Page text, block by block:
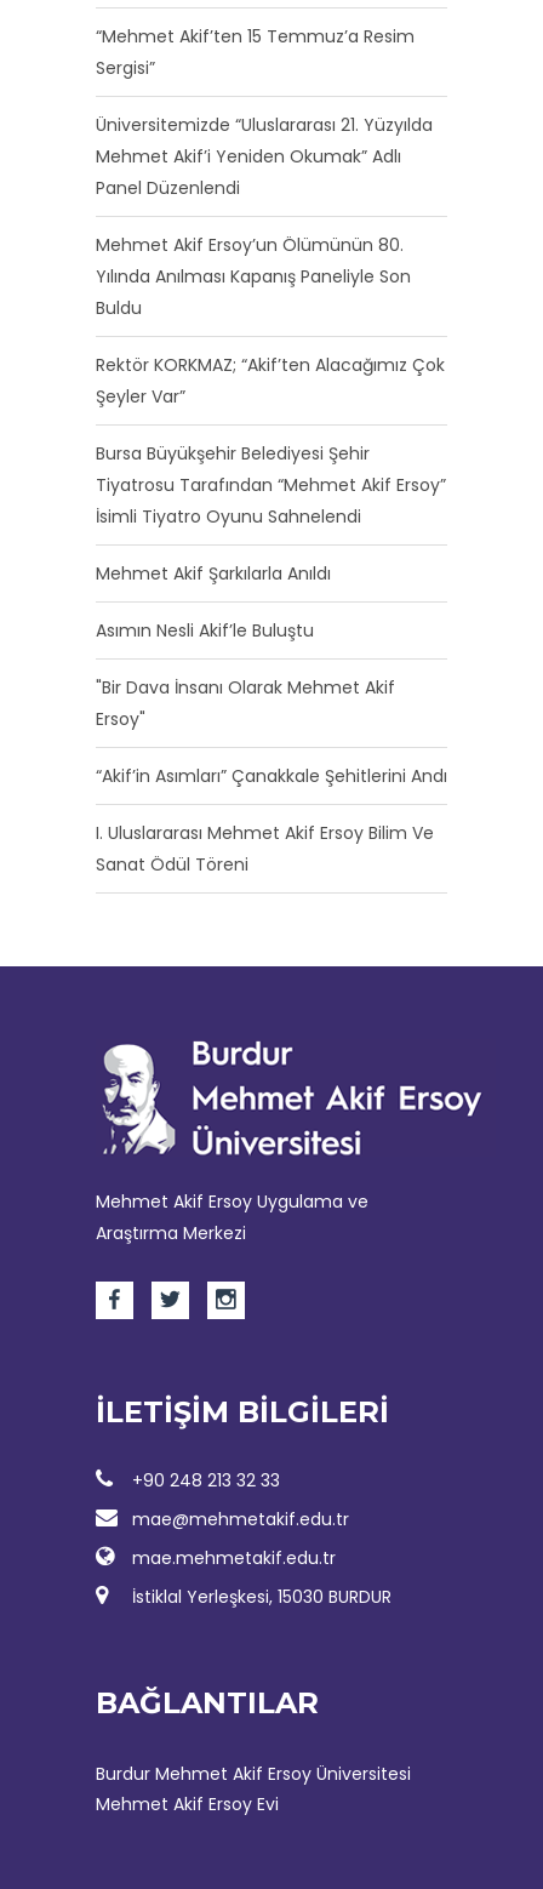
“Mehmet Akif’ten 15 Temmuz’a Resim
Sergisi”
Üniversitemizde “Uluslararası 21. Yüzyılda
Mehmet Akif’i Yeniden Okumak” Adlı
Panel Düzenlendi
Mehmet Akif Ersoy’un Ölümünün 80.
Yılında Anılması Kapanış Paneliyle Son
Buldu
Rektör KORKMAZ; “Akif’ten Alacağımız Çok
Şeyler Var”
Bursa Büyükşehir Belediyesi Şehir
Tiyatrosu Tarafından “Mehmet Akif Ersoy”
İsimli Tiyatro Oyunu Sahnelendi
Mehmet Akif Şarkılarla Anıldı
Asımın Nesli Akif’le Buluştu
"Bir Dava İnsanı Olarak Mehmet Akif
Ersoy"
“Akif’in Asımları” Çanakkale Şehitlerini Andı
I. Uluslararası Mehmet Akif Ersoy Bilim Ve
Sanat Ödül Töreni
Mehmet Akif Ersoy Uygulama ve
Araştırma Merkezi
İLETİŞİM BİLGİLERİ
+90 248 213 32 33
mae@mehmetakif.edu.tr
mae.mehmetakif.edu.tr
İstiklal Yerleşkesi, 15030 BURDUR
BAĞLANTILAR
Burdur Mehmet Akif Ersoy Üniversitesi
Mehmet Akif Ersoy Evi